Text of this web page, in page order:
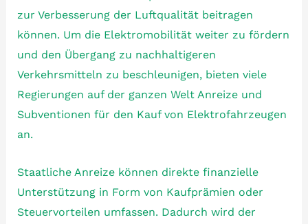
zur Verbesserung der Luftqualität beitragen
können. Um die Elektromobilität weiter zu fördern
und den Übergang zu nachhaltigeren
Verkehrsmitteln zu beschleunigen, bieten viele
Regierungen auf der ganzen Welt Anreize und
Subventionen für den Kauf von Elektrofahrzeugen
an.
Staatliche Anreize können direkte finanzielle
Unterstützung in Form von Kaufprämien oder
Steuervorteilen umfassen. Dadurch wird der